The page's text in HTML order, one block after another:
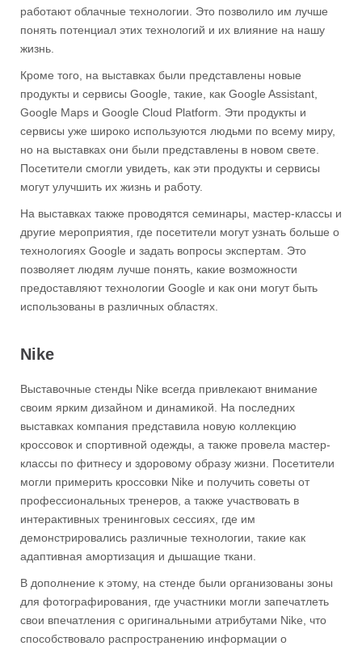
работают облачные технологии. Это позволило им лучше
понять потенциал этих технологий и их влияние на нашу
жизнь.
Кроме того, на выставках были представлены новые
продукты и сервисы Google, такие, как Google Assistant,
Google Maps и Google Cloud Platform. Эти продукты и
сервисы уже широко используются людьми по всему миру,
но на выставках они были представлены в новом свете.
Посетители смогли увидеть, как эти продукты и сервисы
могут улучшить их жизнь и работу.
На выставках также проводятся семинары, мастер-классы и
другие мероприятия, где посетители могут узнать больше о
технологиях Google и задать вопросы экспертам. Это
позволяет людям лучше понять, какие возможности
предоставляют технологии Google и как они могут быть
использованы в различных областях.
Nike
Выставочные стенды Nike всегда привлекают внимание
своим ярким дизайном и динамикой. На последних
выставках компания представила новую коллекцию
кроссовок и спортивной одежды, а также провела мастер-
классы по фитнесу и здоровому образу жизни. Посетители
могли примерить кроссовки Nike и получить советы от
профессиональных тренеров, а также участвовать в
интерактивных тренинговых сессиях, где им
демонстрировались различные технологии, такие как
адаптивная амортизация и дышащие ткани.
В дополнение к этому, на стенде были организованы зоны
для фотографирования, где участники могли запечатлеть
свои впечатления с оригинальными атрибутами Nike, что
способствовало распространению информации о